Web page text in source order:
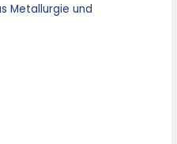
Metallurgie und